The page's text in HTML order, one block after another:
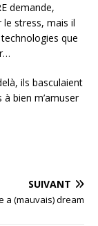
demande,
stress, mais il
que
ils basculaient
bien m’amuser
SUIVANT
a (mauvais) dream